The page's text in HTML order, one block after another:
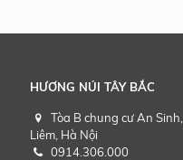
HƯƠNG NÚI TÂY BẮC
Tòa B chung cư An
Liêm, Hà Nội
0914.306.000